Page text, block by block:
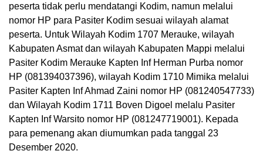
peserta tidak perlu mendatangi Kodim, namun melalui
nomor HP para Pasiter Kodim sesuai wilayah alamat
peserta. Untuk Wilayah Kodim 1707 Merauke, wilayah
Kabupaten Asmat dan wilayah Kabupaten Mappi melalui
Pasiter Kodim Merauke Kapten Inf Herman Purba nomor
HP (081394037396), wilayah Kodim 1710 Mimika melalui
Pasiter Kapten Inf Ahmad Zaini nomor HP (081240547733)
dan Wilayah Kodim 1711 Boven Digoel melalu Pasiter
Kapten Inf Warsito nomor HP (081247719001). Kepada
para pemenang akan diumumkan pada tanggal 23
Desember 2020.